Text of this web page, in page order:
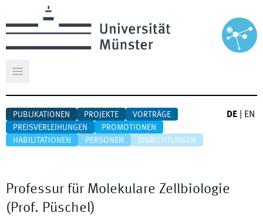
Hauptmenü öffnen
PUBLIKATIONEN PROJEKTE
VORTRÄGE
PREISVERLEIHUNGEN
PROMOTIONEN
HABILITATIONEN
PERSONEN EINRICHTUNGEN
DE EN
Professur für Molekulare Zellbiologie
(Prof. Püschel)